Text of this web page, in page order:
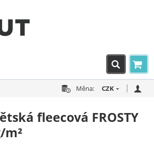
Měna: CZK
fleecová FROSTY
m²